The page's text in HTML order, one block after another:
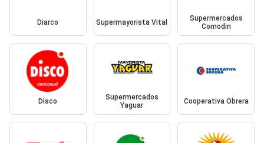
Diarco Supermayorista Vital
Supermercados
Comodin
Disco
Supermercados
Yaguar
Cooperativa Obrera